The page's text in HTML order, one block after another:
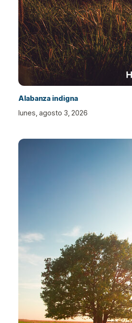
Alabanza indigna
lunes, agosto 3, 2026